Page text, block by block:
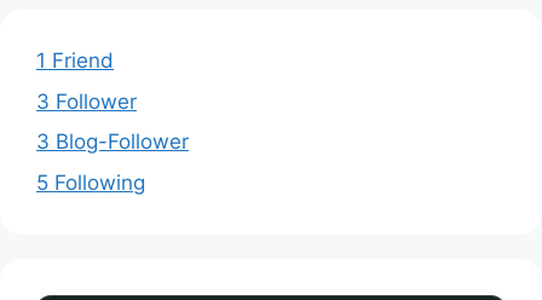
1 Friend
3 Follower
3 Blog-Follower
5 Following